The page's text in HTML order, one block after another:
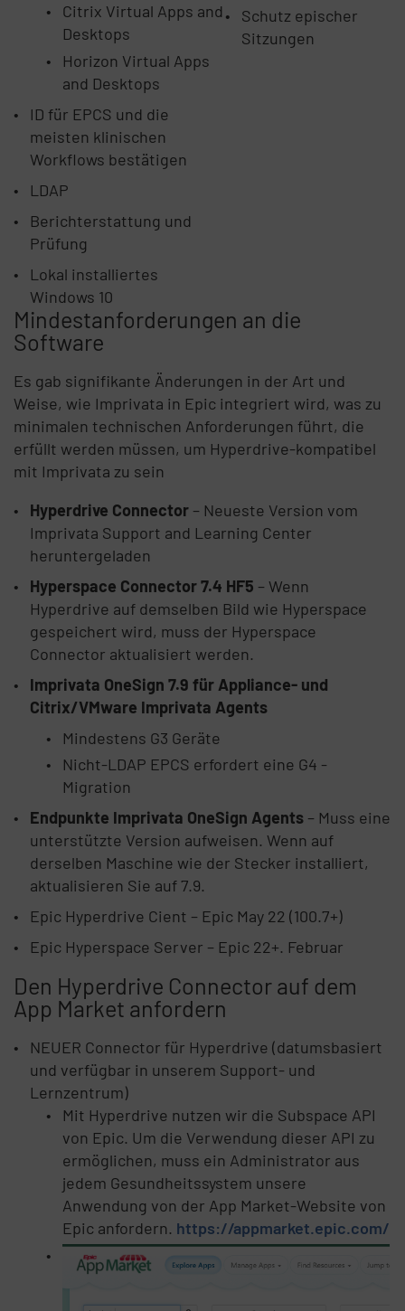
Citrix Virtual Apps and
Desktops
Horizon Virtual Apps
and Desktops
ID für EPCS und die
meisten klinischen
Workflows bestätigen
LDAP
Berichterstattung und
Prüfung
Lokal installiertes
Windows 10
Schutz epischer
Sitzungen
Mindestanforderungen an die
Software
Es gab signifikante Änderungen in der Art und
Weise, wie Imprivata in Epic integriert wird, was zu
minimalen technischen Anforderungen führt, die
erfüllt werden müssen, um Hyperdrive-kompatibel
mit Imprivata zu sein
Hyperdrive Connector – Neueste Version vom
Imprivata Support and Learning Center
heruntergeladen
Hyperspace Connector 7.4 HF5 – Wenn
Hyperdrive auf demselben Bild wie Hyperspace
gespeichert wird, muss der Hyperspace
Connector aktualisiert werden.
Imprivata OneSign 7.9 für Appliance- und
Citrix/VMware Imprivata Agents
Mindestens G3 Geräte
Nicht-LDAP EPCS erfordert eine G4 -
Migration
Endpunkte Imprivata OneSign Agents – Muss eine
unterstützte Version aufweisen. Wenn auf
derselben Maschine wie der Stecker installiert,
aktualisieren Sie auf 7.9.
Epic Hyperdrive Cient – Epic May 22 (100.7+)
Epic Hyperspace Server – Epic 22+. Februar
Den Hyperdrive Connector auf dem
App Market anfordern
NEUER Connector für Hyperdrive (datumsbasiert
und verfügbar in unserem Support- und
Lernzentrum)
Mit Hyperdrive nutzen wir die Subspace API
von Epic. Um die Verwendung dieser API zu
ermöglichen, muss ein Administrator aus
jedem Gesundheitssystem unsere
Anwendung von der App Market-Website von
Epic anfordern. https://appmarket.epic.com/